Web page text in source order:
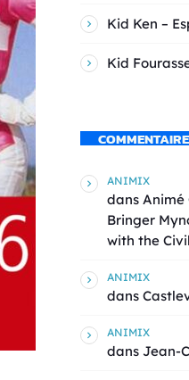
Kid Ken –
Kid
ANIMIX
dans Animé
Bringer
with the
ANIMIX
dans
ANIMIX
dans Jean-